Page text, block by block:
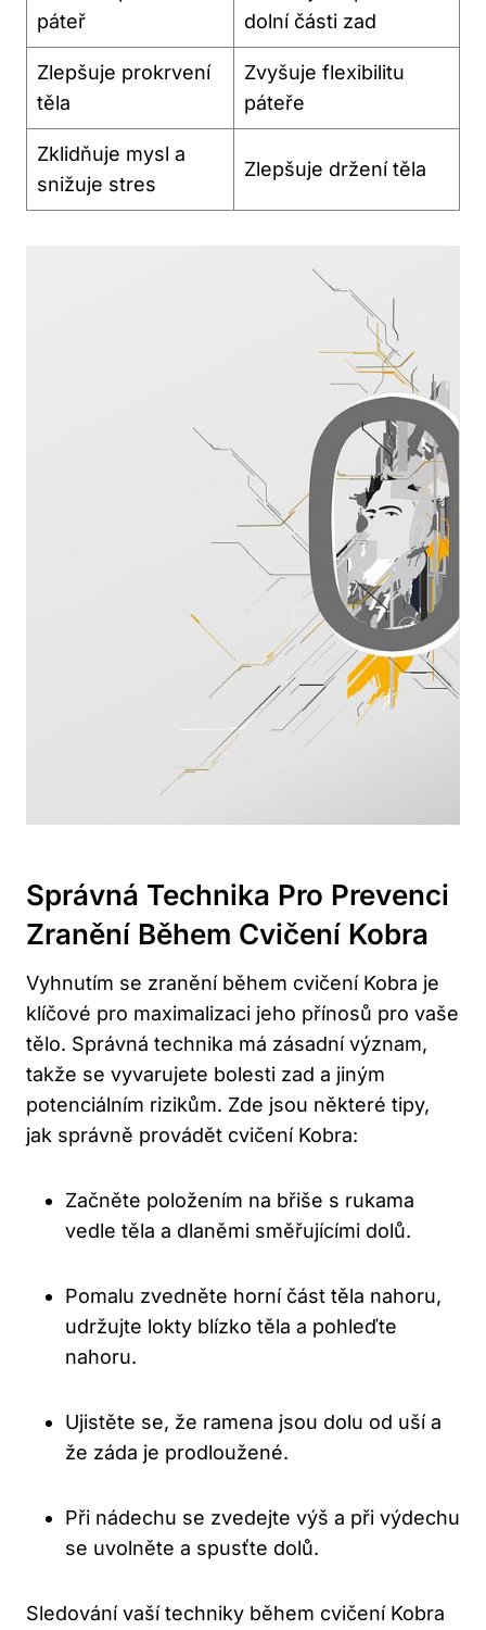
páteř
dolní části zad
Zlepšuje prokrvení
těla
Zvyšuje flexibilitu
páteře
Zklidňuje mysl a
snižuje stres
Zlepšuje držení těla
Správná Technika Pro Prevenci
Zranění Během Cvičení Kobra
Vyhnutím se zranění během cvičení Kobra je
klíčové pro maximalizaci jeho přínosů pro vaše
tělo. Správná technika má zásadní význam,
takže se vyvarujete bolesti zad a jiným
potenciálním rizikům. Zde jsou některé tipy,
jak správně provádět cvičení Kobra:
Začněte položením na břiše s rukama
vedle těla a dlaněmi směřujícími dolů.
Pomalu zvedněte horní část těla nahoru,
udržujte lokty blízko těla a pohleďte
nahoru.
Ujistěte se, že ramena jsou dolu od uší a
že záda je prodloužené.
Při nádechu se zvedejte výš a při výdechu
se uvolněte a spusťte dolů.
Sledování vaší techniky během cvičení Kobra